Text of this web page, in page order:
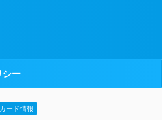
シー
ード情報